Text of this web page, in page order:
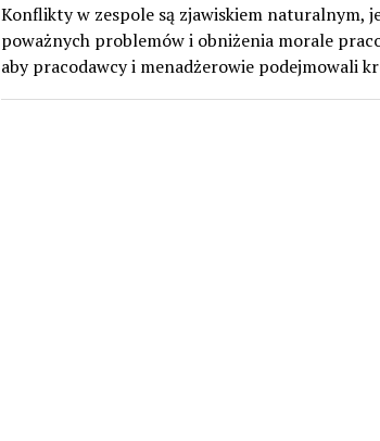
Konflikty w zespole są zjawiskiem naturalnym,
poważnych problemów i obniżenia morale
aby pracodawcy i menadżerowie podejmowali